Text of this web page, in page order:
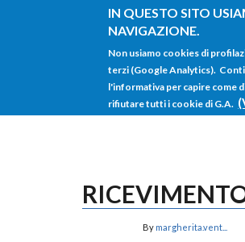
IN QUESTO SITO
NAVIGAZIONE.
Non usiamo cookies di
terzi (Google Analytics).
l'informativa per capire come
rifiutare tutti i cookie di G.A.
Salta al contenuto principale
By margherita.vent...